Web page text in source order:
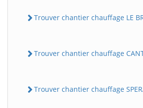
Trouver chantier chauffage LE
Trouver chantier chauffage
Trouver chantier chauffage